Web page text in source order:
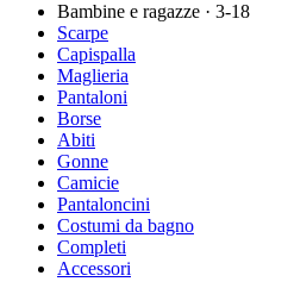
Bambine e ragazze · 3-18
Scarpe
Capispalla
Maglieria
Pantaloni
Borse
Abiti
Gonne
Camicie
Pantaloncini
Costumi da bagno
Completi
Accessori